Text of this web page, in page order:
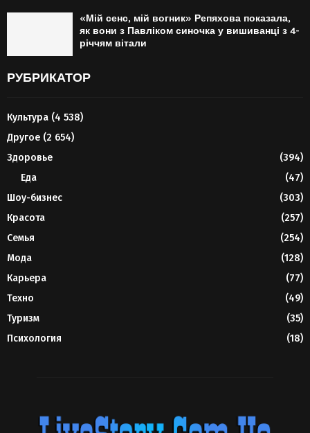
«Мій сенс, мій вогник» Репяхова показала,
як вони з Павліком синочка у вишиванці з 4-
річчям вітали
РУБРИКАТОР
Культура (4 538)
Другое (2 654)
Здоровье
(394)
Еда
(47)
Шоу-бизнес
(303)
Красота
(257)
Семья
(254)
Мода
(128)
Карьера
(77)
Техно
(49)
Туризм
(35)
Психология
(18)